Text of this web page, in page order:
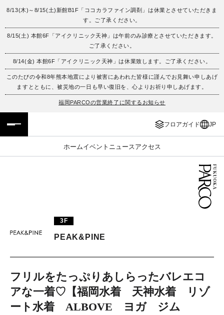
8/13(木)～8/15(土)新館B1F「ココカラファイン調剤」は休業とさせていただきま
す。ご了承ください。
8/15(土) 本館6F「アイクリニック天神」は午前のみ診療とさせていただきます。
ご了承ください。
8/14(金) 本館6F「アイクリニック天神」は休業致します。ご了承ください。
このたびの令和8年熊本地震により被害にあわれた皆様に謹んでお見舞い申しあげ
ますとともに、被災地の一日も早い復旧を、心よりお祈り申しあげます。
福岡PARCOの営業終了に関するお知らせ
フロアガイド JP
ホームイベント ニュース アクセス
フロアガイド
施設案内・アクセス
イベント・ポップアップ
レストラン・カフェ
ENGLISH
繁体字
簡体字
ภาษาไทย
3F
PEAK&PINE
フリルをたっぷりあしらったバレエコ
アな一着♡【福岡水着 天神水着 リゾ
ート水着 ALBOVE ヨガ ジム